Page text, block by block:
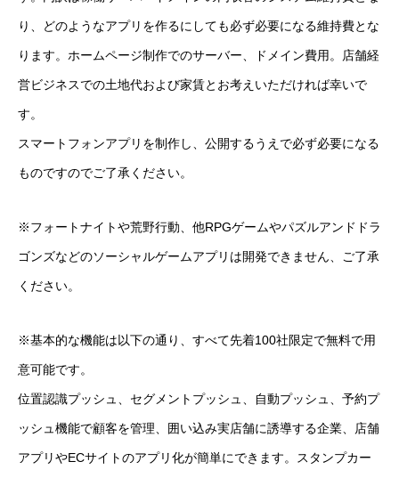
り、どのようなアプリを作るにしても必ず必要になる維持費とな
ります。ホームページ制作でのサーバー、ドメイン費用。店舗経
営ビジネスでの土地代および家賃とお考えいただければ幸いで
す。
スマートフォンアプリを制作し、公開するうえで必ず必要になる
ものですのでご了承ください。
※フォートナイトや荒野行動、他RPGゲームやパズルアンドドラ
ゴンズなどのソーシャルゲームアプリは開発できません、ご了承
ください。
※基本的な機能は以下の通り、すべて先着100社限定で無料で用
意可能です。
位置認識プッシュ、セグメントプッシュ、自動プッシュ、予約プ
ッシュ機能で顧客を管理、囲い込み実店舗に誘導する企業、店舗
アプリやECサイトのアプリ化が簡単にできます。スタンプカー